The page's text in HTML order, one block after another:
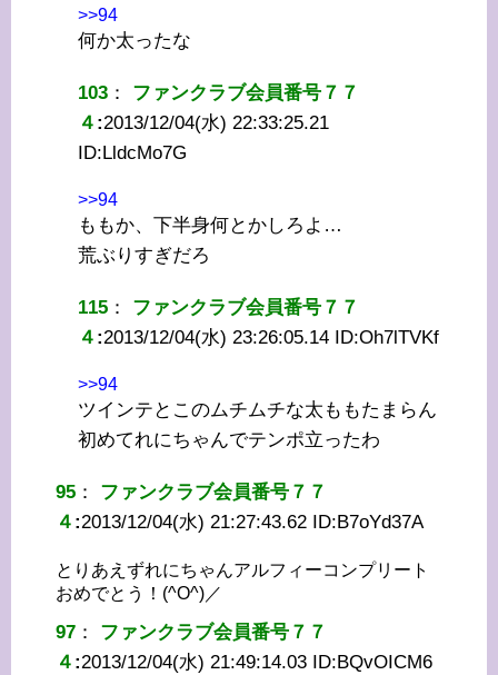
>>94
何か太ったな
103 ： ファンクラブ会員番号７７
４ :2013/12/04(水) 22:33:25.21
ID:LldcMo7G
>>94
ももか、下半身何とかしろよ…
荒ぶりすぎだろ
115 ： ファンクラブ会員番号７７
４ :2013/12/04(水) 23:26:05.14 ID:Oh7lTVKf
>>94
ツインテとこのムチムチな太ももたまらん
初めてれにちゃんでテンポ立ったわ
95 ： ファンクラブ会員番号７７
４ :2013/12/04(水) 21:27:43.62 ID:B7oYd37A
とりあえずれにちゃんアルフィーコンプリート
おめでとう！(^O^)／
97 ： ファンクラブ会員番号７７
４ :2013/12/04(水) 21:49:14.03 ID:BQvOICM6